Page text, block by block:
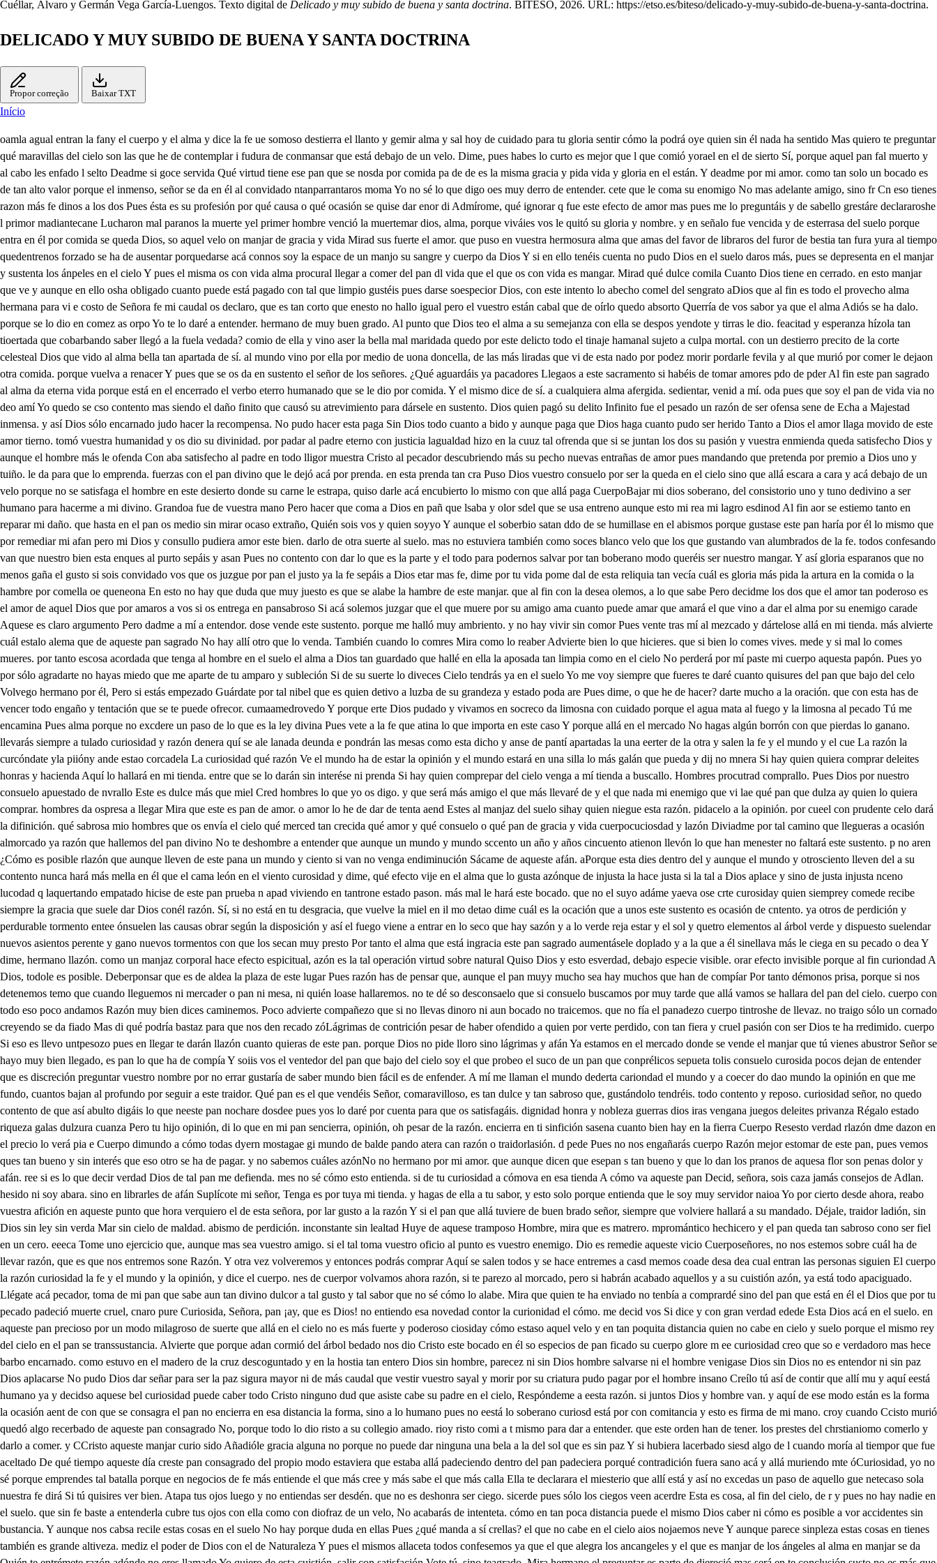
Cuéllar, Álvaro y Germán Vega García-Luengos. Texto digital de Delicado y muy subido de buena y santa doctrina. BITESO, 2026. URL: https://etso.es/biteso/delicado-y-muy-subido-de-buena-y-santa-doctrina.
DELICADO Y MUY SUBIDO DE BUENA Y SANTA DOCTRINA
Propor correção Baixar TXT
Início
oamla agual entran la fany el cuerpo y el alma y dice la fe ue somoso destierra el llanto y gemir alma y sal hoy de cuidado para tu gloria sentir cómo la podrá oye quien sin él nada ha sentido Mas quiero te preguntar qué maravillas del cielo son las que he de contemplar i fudura de conmansar que está debajo de un velo. Dime, pues habes lo curto es mejor que l que comió yorael en el de sierto Sí, porque aquel pan fal muerto y al cabo les enfado l selto Deadme si goce servida Qué virtud tiene ese pan que se nosda por comida pa de de es la misma gracia y pida vida y gloria en el están. Y deadme por mi amor. como tan solo un bocado es de tan alto valor porque el inmenso, señor se da en él al convidado ntanparrantaros moma Yo no sé lo que digo oes muy derro de entender. cete que le coma su enomigo No mas adelante amigo, sino fr Cn eso tienes razon más fe dinos a los dos Pues ésta es su profesión por qué causa o qué ocasión se quise dar enor di Admírome, qué ignorar q fue este efecto de amor mas pues me lo preguntáis y de sabello grestáre declararoshe l primor madiantecane Lucharon mal paranos la muerte yel primer hombre venció la muertemar dios, alma, porque viváies vos le quitó su gloria y nombre. y en señalo fue vencida y de esterrasa del suelo porque entra en él por comida se queda Dios, so aquel velo on manjar de gracia y vida Mirad sus fuerte el amor. que puso en vuestra hermosura alma que amas del favor de libraros del furor de bestia tan fura yura al tiempo quedentrenos forzado se ha de ausentar porquedarse acá connos soy la espace de un manjo su sangre y cuerpo da Dios Y si en ello tenéis cuenta no pudo Dios en el suelo daros más, pues se depresenta en el manjar y sustenta los ánpeles en el cielo Y pues el misma os con vida alma procural llegar a comer del pan dl vida que el que os con vida es mangar. Mirad qué dulce comila Cuanto Dios tiene en cerrado. en esto manjar que ve y aunque en ello osha obligado cuanto puede está pagado con tal que limpio gustéis pues darse soespecior Dios, con este intento lo abecho comel del sengrato aDios que al fin es todo el provecho alma hermana para vi e costo de Señora fe mi caudal os declaro, que es tan corto que enesto no hallo igual pero el vuestro están cabal que de oírlo quedo absorto Querría de vos sabor ya que el alma Adiós se ha dalo. porque se lo dio en comez as orpo Yo te lo daré a entender. hermano de muy buen grado. Al punto que Dios teo el alma a su semejanza con ella se despos yendote y tirras le dio. feacitad y esperanza hízola tan tioertada que cobarbando saber llegó a la fuela vedada? comio de ella y vino aser la bella mal maridada quedo por este delicto todo el tinaje hamanal sujeto a culpa mortal. con un destierro precito de la corte celesteal Dios que vido al alma bella tan apartada de sí. al mundo vino por ella por medio de uona doncella, de las más liradas que vi de esta nado por podez morir pordarle fevila y al que murió por comer le dejaon otra comida. porque vuelva a renacer Y pues que se os da en sustento el señor de los señores. ¿Qué aguardáis ya pacadores Llegaos a este sacramento si habéis de tomar amores pdo de pder Al fin este pan sagrado al alma da eterna vida porque está en el encerrado el verbo eterro humanado que se le dio por comida. Y el mismo dice de sí. a cualquiera alma afergida. sedientar, venid a mí. oda pues que soy el pan de vida via no deo amí Yo quedo se cso contento mas siendo el daño finito que causó su atrevimiento para dársele en sustento. Dios quien pagó su delito Infinito fue el pesado un razón de ser ofensa sene de Echa a Majestad inmensa. y así Dios sólo encarnado judo hacer la recompensa. No pudo hacer esta paga Sin Dios todo cuanto a bido y aunque paga que Dios haga cuanto pudo ser herido Tanto a Dios el amor llaga movido de este amor tierno. tomó vuestra humanidad y os dio su divinidad. por padar al padre eterno con justicia lagualdad hizo en la cuuz tal ofrenda que si se juntan los dos su pasión y vuestra enmienda queda satisfecho Dios y aunque el hombre más le ofenda Con aba satisfecho al padre en todo lligor muestra Cristo al pecador descubriendo más su pecho nuevas entrañas de amor pues mandando que pretenda por premio a Dios uno y tuiño. le da para que lo emprenda. fuerzas con el pan divino que le dejó acá por prenda. en esta prenda tan cra Puso Dios vuestro consuelo por ser la queda en el cielo sino que allá escara a cara y acá debajo de un velo porque no se satisfaga el hombre en este desierto donde su carne le estrapa, quiso darle acá encubierto lo mismo con que allá paga CuerpoBajar mi dios soberano, del consistorio uno y tuno dedivino a ser humano para hacerme a mi divino. Grandoa fue de vuestra mano Pero hacer que coma a Dios en pañ que lsaba y olor sdel que se usa entreno aunque esto mi rea mi lagro esdinod Al fin aor se estiemo tanto en reparar mi daño. que hasta en el pan os medio sin mirar ocaso extraño, Quién sois vos y quien soyyo Y aunque el soberbio satan ddo de se humillase en el abismos porque gustase este pan haría por él lo mismo que por remediar mi afan pero mi Dios y consullo pudiera amor este bien. darlo de otra suerte al suelo. mas no estuviera también como soces blanco velo que los que gustando van alumbrados de la fe. todos confesando van que nuestro bien esta enques al purto sepáis y asan Pues no contento con dar lo que es la parte y el todo para podernos salvar por tan boberano modo queréis ser nuestro mangar. Y así gloria esparanos que no menos gaña el gusto si sois convidado vos que os juzgue por pan el justo ya la fe sepáis a Dios etar mas fe, dime por tu vida pome dal de esta reliquia tan vecía cuál es gloria más pida la artura en la comida o la hambre por comella oe queneona En esto no hay que duda que muy juesto es que se alabe la hambre de este manjar. que al fin con la desea olemos, a lo que sabe Pero decidme los dos que el amor tan poderoso es el amor de aquel Dios que por amaros a vos si os entrega en pansabroso Si acá solemos juzgar que el que muere por su amigo ama cuanto puede amar que amará el que vino a dar el alma por su enemigo carade Aquese es claro argumento Pero dadme a mí a entendor. dose vende este sustento. porque me halló muy ambriento. y no hay vivir sin comor Pues vente tras mí al mezcado y dártelose allá en mi tienda. más alvierte cuál estalo alema que de aqueste pan sagrado No hay allí otro que lo venda. También cuando lo comres Mira como lo reaber Advierte bien lo que hicieres. que si bien lo comes vives. mede y si mal lo comes mueres. por tanto escosa acordada que tenga al hombre en el suelo el alma a Dios tan guardado que hallé en ella la aposada tan limpia como en el cielo No perderá por mí paste mi cuerpo aquesta papón. Pues yo por sólo agradarte no hayas miedo que me aparte de tu amparo y subleción Si de su suerte lo diveces Cielo tendrás ya en el suelo Yo me voy siempre que fueres te daré cuanto quisures del pan que bajo del celo Volvego hermano por él, Pero si estás empezado Guárdate por tal nibel que es quien detivo a luzba de su grandeza y estado poda are Pues dime, o que he de hacer? darte mucho a la oración. que con esta has de vencer todo engaño y tentación que se te puede ofrecor. cumaamedrovedo Y porque erte Dios pudado y vivamos en socreco da limosna con cuidado porque el agua mata al fuego y la limosna al pecado Tú me encamina Pues alma porque no excdere un paso de lo que es la ley divina Pues vete a la fe que atina lo que importa en este caso Y porque allá en el mercado No hagas algún borrón con que pierdas lo ganano. llevarás siempre a tulado curiosidad y razón denera quí se ale lanada deunda e pondrán las mesas como esta dicho y anse de pantí apartadas la una eerter de la otra y salen la fe y el mundo y el cue La razón la curcóndate yla piióny ande estao corcadela La curiosidad qué razón Ve el mundo ha de estar la opinión y el mundo estará en una silla lo más galán que pueda y dij no mnera Si hay quien quiera comprar deleites honras y hacienda Aquí lo hallará en mi tienda. entre que se lo darán sin interése ni prenda Si hay quien comprepar del cielo venga a mí tienda a buscallo. Hombres procutrad comprallo. Pues Dios por nuestro consuelo apuestado de nvrallo Este es dulce más que miel Cred hombres lo que yo os digo. y que será más amigo el que más llevaré de y el que nada mi enemigo que vi lae qué pan que dulza ay quien lo quiera comprar. hombres da ospresa a llegar Mira que este es pan de amor. o amor lo he de dar de tenta aend Estes al manjaz del suelo sihay quien niegue esta razón. pidacelo a la opinión. por cueel con prudente celo dará la difinición. qué sabrosa mio hombres que os envía el cielo qué merced tan crecida qué amor y qué consuelo o qué pan de gracia y vida cuerpocuciosdad y lazón Diviadme por tal camino que llegueras a ocasión almorcado ya razón que hallemos del pan divino No te deshombre a entender que aunque un mundo y mundo sccento un año y años cincuento atienon llevón lo que han menester no faltará este sustento. p no aren ¿Cómo es posible rlazón que aunque lleven de este pana un mundo y ciento si van no venga endiminución Sácame de aqueste afán. aPorque esta dies dentro del y aunque el mundo y otrosciento lleven del a su contento nunca hará más mella en él que el cama león en el viento curosidad y dime, qué efecto vije en el alma que lo gusta azónque de injusta la hace justa si la tal a Dios aplace y sino de justa injusta nceno lucodad q laquertando empatado hicise de este pan prueba n apad viviendo en tantrone estado pason. más mal le hará este bocado. que no el suyo adáme yaeva ose crte curosiday quien siemprey comede recibe siempre la gracia que suele dar Dios conél razón. Sí, si no está en tu desgracia, que vuelve la miel en il mo detao dime cuál es la ocación que a unos este sustento es ocasión de cntento. ya otros de perdición y perdurable tormento entee ónsuelen las causas obrar según la disposición y así el fuego viene a entrar en lo seco que hay sazón y a lo verde reja estar y el sol y quetro elementos al á